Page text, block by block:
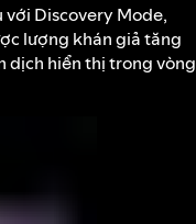
với Discovery Mode,
lượng khán giả tăng
dịch hiển thị trong vòng